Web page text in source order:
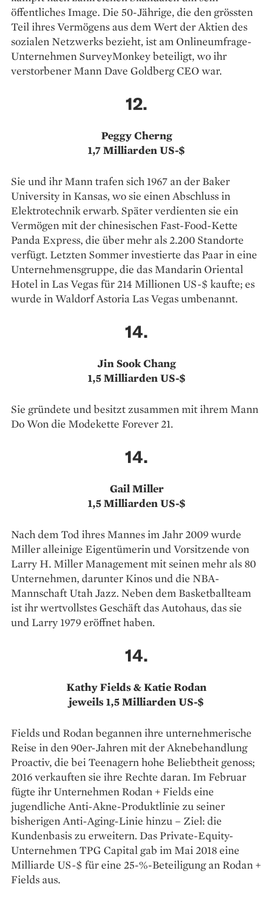
öffentliches Image. Die 50-Jährige, die den grössten
Teil ihres Vermögens aus dem Wert der Aktien des
sozialen Netzwerks bezieht, ist am Onlineumfrage-
Unternehmen SurveyMonkey beteiligt, wo ihr
verstorbener Mann Dave Goldberg CEO war.
12.
Peggy Cherng
1,7 Milliarden US-$
Sie und ihr Mann trafen sich 1967 an der Baker
University in Kansas, wo sie einen Abschluss in
Elektrotechnik erwarb. Später verdienten sie ein
Vermögen mit der chinesischen Fast-Food-Kette
Panda Express, die über mehr als 2.200 Standorte
verfügt. Letzten Sommer investierte das Paar in eine
Unternehmensgruppe, die das Mandarin Oriental
Hotel in Las Vegas für 214 Millionen US-$ kaufte; es
wurde in Waldorf Astoria Las Vegas umbenannt.
14.
Jin Sook Chang
1,5 Milliarden US-$
Sie gründete und besitzt zusammen mit ihrem Mann
Do Won die Modekette Forever 21.
14.
Gail Miller
1,5 Milliarden US-$
Nach dem Tod ihres Mannes im Jahr 2009 wurde
Miller alleinige Eigentümerin und Vorsitzende von
Larry H. Miller Management mit seinen mehr als 80
Unternehmen, darunter Kinos und die NBA-
Mannschaft Utah Jazz. Neben dem Basketballteam
ist ihr wertvollstes Geschäft das Autohaus, das sie
und Larry 1979 eröffnet haben.
14.
Kathy Fields & Katie Rodan
jeweils 1,5 Milliarden US-$
Fields und Rodan begannen ihre unternehmerische
Reise in den 90er-Jahren mit der Aknebehandlung
Proactiv, die bei Teenagern hohe Beliebtheit genoss;
2016 verkauften sie ihre Rechte daran. Im Februar
fügte ihr Unternehmen Rodan + Fields eine
jugendliche Anti-Akne-Produktlinie zu seiner
bisherigen Anti-Aging-Linie hinzu – Ziel: die
Kundenbasis zu erweitern. Das Private-Equity-
Unternehmen TPG Capital gab im Mai 2018 eine
Milliarde US-$ für eine 25-%-Be­teiligung an Rodan +
Fields aus.